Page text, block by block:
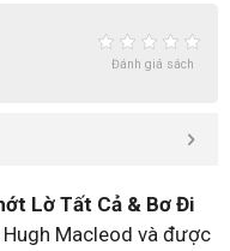
Đánh giá sách
Lờ Tất Cả & Bơ Đi
Macleod và được